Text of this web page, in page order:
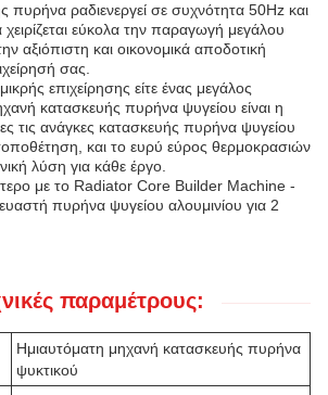
πυρήνα ραδιενεργεί σε συχνότητα 50Hz και
χειρίζεται εύκολα την παραγωγή μεγάλου
αξιόπιστη και οικονομικά αποδοτική
σας.
μικρής επιχείρησης είτε ένας μεγάλος
κατασκευής πυρήνα ψυγείου είναι η
τις ανάγκες κατασκευής πυρήνα ψυγείου
και το ευρύ εύρος θερμοκρασιών
λύση για κάθε έργο.
με το Radiator Core Builder Machine -
πυρήνα ψυγείου αλουμινίου για 2
παραμέτρους:
Ημιαυτόματη μηχανή κατασκευής πυρήνα
ψυκτικού